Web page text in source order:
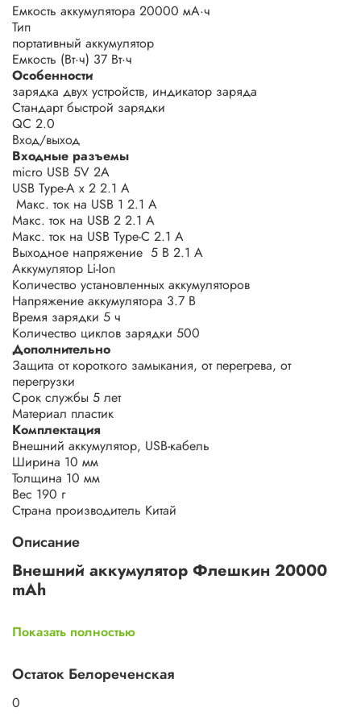
Емкость аккумулятора 20000 мА·ч
Тип
портативный аккумулятор
Емкость (Вт·ч) 37 Вт·ч
Особенности
зарядка двух устройств, индикатор заряда
Стандарт быстрой зарядки
QC 2.0
Вход/выход
Входные разъемы
micro USB 5V 2A
USB Type-A x 2 2.1 А
Макс. ток на USB 1 2.1 А
Макс. ток на USB 2 2.1 А
Макс. ток на USB Type-C 2.1 А
Выходное напряжение 5 В 2.1 А
Аккумулятор Li-Ion
Количество установленных аккумуляторов
Напряжение аккумулятора 3.7 В
Время зарядки 5 ч
Количество циклов зарядки 500
Дополнительно
Защита от короткого замыкания, от перегрева, от
перегрузки
Срок службы 5 лет
Материал пластик
Комплектация
Внешний аккумулятор, USB-кабель
Ширина 10 мм
Толщина 10 мм
Вес 190 г
Страна производитель Китай
Описание
Внешний аккумулятор Флешкин 20000
mAh
решение для тех, кто ценит комфорт и надежность в
вы сможете зарядить свои устройства в любое время и в
любом месте, не беспокоясь о разрядке. Этот
аккумулятор станет вашим верным спутником в поездках,
Показать полностью
Остаток Белореченская
0